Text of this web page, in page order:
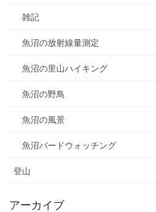
雑記
魚沼の放射線量測定
魚沼の里山ハイキング
魚沼の野鳥
魚沼の風景
魚沼バードウォッチング
登山
アーカイブ